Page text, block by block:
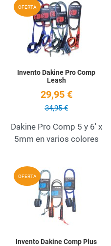
Add to Wishlist
Quick View
OFERTA
Invento Dakine Pro Comp
Leash
29,95 €
34,95 €
Dakine Pro Comp 5 y 6' x
5mm en varios colores
Add to Wishlist
OFERTA
Invento Dakine Comp Plus